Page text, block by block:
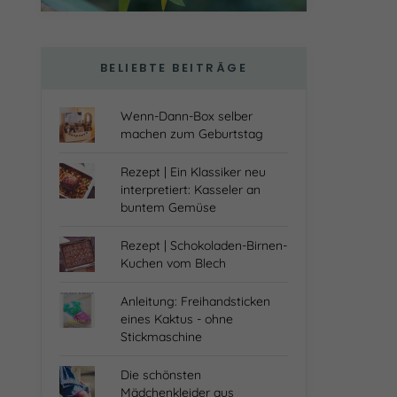
BELIEBTE BEITRÄGE
Wenn-Dann-Box selber
machen zum Geburtstag
Rezept | Ein Klassiker neu
interpretiert: Kasseler an
buntem Gemüse
Rezept | Schokoladen-Birnen-
Kuchen vom Blech
Anleitung: Freihandsticken
eines Kaktus - ohne
Stickmaschine
Die schönsten
Mädchenkleider aus